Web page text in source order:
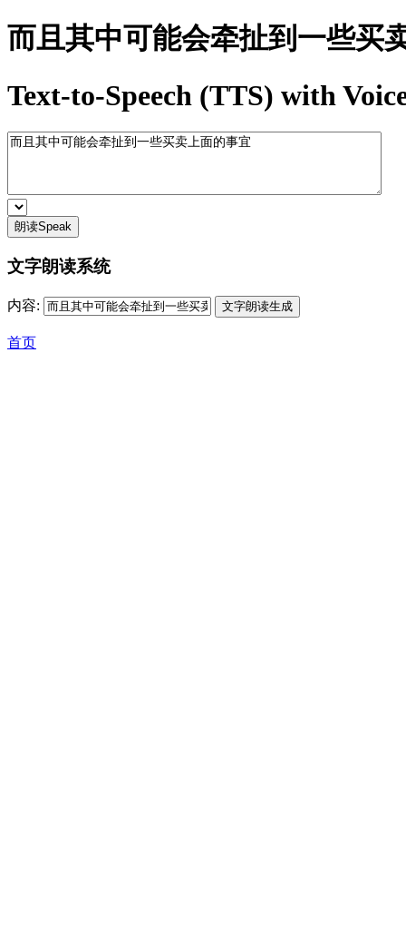
而且其中可能会牵扯到一些买
Text-to-Speech (TTS) with
朗读Speak
文字朗读系统
内容:
首页